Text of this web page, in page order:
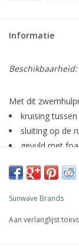
Informatie
Beschikbaarheid:
Met dit
kruising
sluiting op de
gevuld met
getest op
Sunwave Brands
Aan verlanglijst